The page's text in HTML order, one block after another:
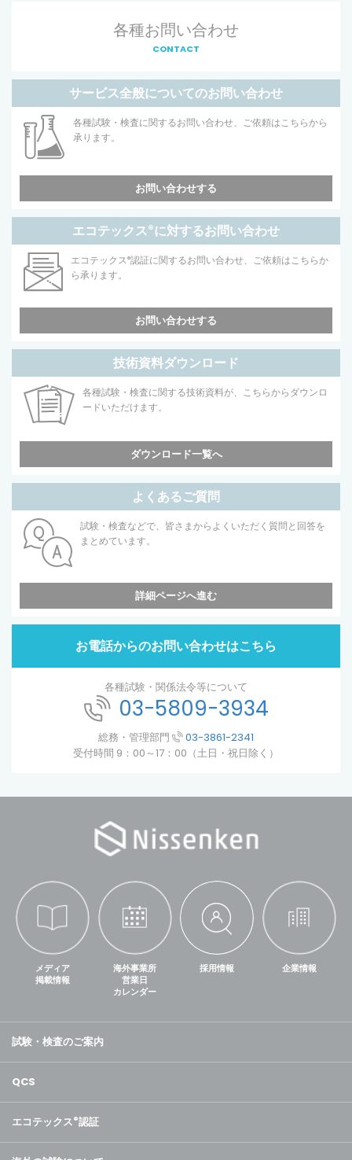
各種お問い合わせ
CONTACT
サービス全般についてのお問い合わせ
各種試験・検査に関するお問い合わせ、ご依頼はこちらから
承ります。
お問い合わせする
エコテックス®に対するお問い合わせ
エコテックス®認証に関するお問い合わせ、ご依頼はこちらか
ら承ります。
お問い合わせする
技術資料ダウンロード
各種試験・検査に関する技術資料が、こちらからダウンロ
ードいただけます。
ダウンロード一覧へ
よくあるご質問
試験・検査などで、皆さまからよくいただく質問と回答を
まとめています。
詳細ページへ進む
お電話からのお問い合わせはこちら
各種試験・関係法令等について
03-5809-3934
総務・管理部門
03-3861-2341
受付時間 9：00～17：00（土日・祝日除く）
メディア
掲載情報
海外事業所
営業日
カレンダー
採用情報 企業情報
試験・検査のご案内
QCS
エコテックス®認証